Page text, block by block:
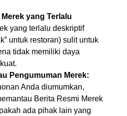
yang Terlalu
yang terlalu deskriptif
untuk restoran) sulit untuk
tidak memiliki daya
Pengumuman Merek:
Anda diumumkan,
Berita Resmi Merek
ada pihak lain yang